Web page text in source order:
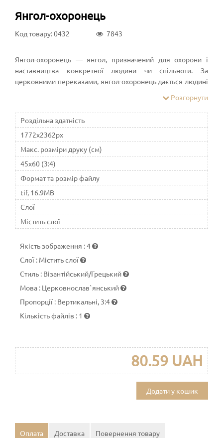
Янгол-охоронець
Код товару: 0432 7843
Янгол-охоронець — янгол, призначений для охорони і
наставництва конкретної людини чи спільноти. За
церковними переказами, янгол-охоронець дається людині
розповсюдилась вже за апостольських часів. Концепція
опікунства янголів і їх ієрархія були розвинені в
християнстві у п'ятому столітті Псевдо-Діонісієм
Ареопагітом.
Розгорнути
Роздільна здатність
1772x2362px
Макс. розміри друку (см)
45x60 (3:4)
Формат та розмір файлу
tif, 16.9MB
Слої
Містить слої
Якість зображення :4
Слої : Містить слої
Стиль : Візантійський/Грецький
Мова : Церковнослав`янський
Пропорції : Вертикальні, 3:4
Кількість файлів : 1
80.59 UAH
Додати у кошик
Оплата Доставка Повернення товару